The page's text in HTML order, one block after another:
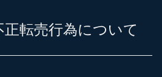
転売行為について